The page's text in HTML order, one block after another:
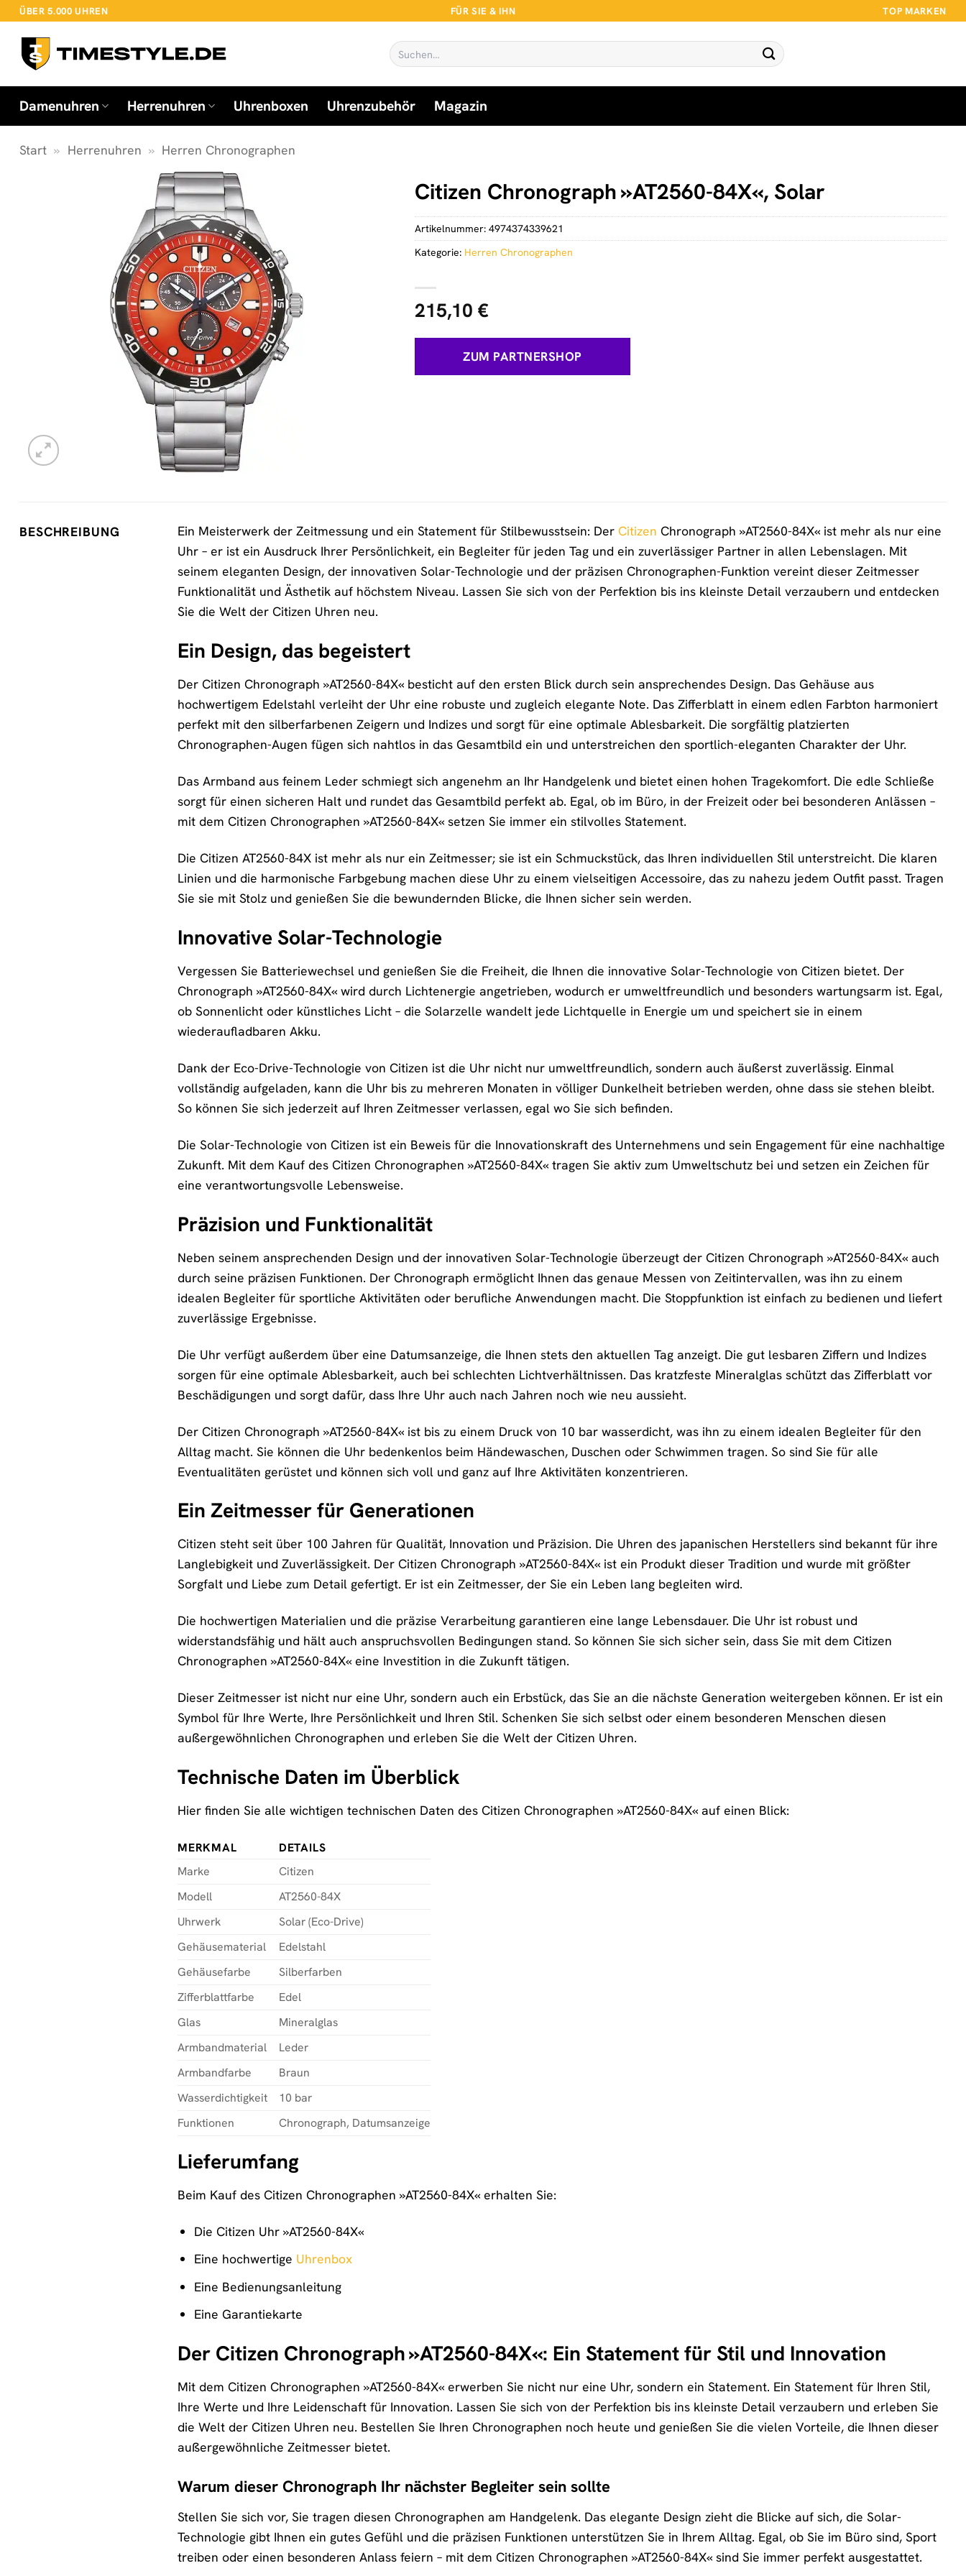
Zum
springen
ÜBER 5.000 UHREN FÜR SIE & IHN TOP MARKEN
Suchen
nach:
Damenuhren Herrenuhren Uhrenboxen Uhrenzubehör Magazin
Start » Herrenuhren » Herren Chronographen
Citizen Chronograph »AT2560-84X«, Solar
215,10 €
ZUM PARTNERSHOP
Artikelnummer: 4974374339621
Kategorie: Herren Chronographen
BESCHREIBUNG Ein Meisterwerk der Zeitmessung und ein Statement für Stilbewusstsein: Der Citizen Chronograph »AT2560-84X« ist mehr als nur eine
Uhr – er ist ein Ausdruck Ihrer Persönlichkeit, ein Begleiter für jeden Tag und ein zuverlässiger Partner in allen Lebenslagen. Mit
seinem eleganten Design, der innovativen Solar-Technologie und der präzisen Chronographen-Funktion vereint dieser Zeitmesser
Funktionalität und Ästhetik auf höchstem Niveau. Lassen Sie sich von der Perfektion bis ins kleinste Detail verzaubern und entdecken
Sie die Welt der Citizen Uhren neu.
Ein Design, das begeistert
Der Citizen Chronograph »AT2560-84X« besticht auf den ersten Blick durch sein ansprechendes Design. Das Gehäuse aus
hochwertigem Edelstahl verleiht der Uhr eine robuste und zugleich elegante Note. Das Zifferblatt in einem edlen Farbton harmoniert
perfekt mit den silberfarbenen Zeigern und Indizes und sorgt für eine optimale Ablesbarkeit. Die sorgfältig platzierten
Chronographen-Augen fügen sich nahtlos in das Gesamtbild ein und unterstreichen den sportlich-eleganten Charakter der Uhr.
Das Armband aus feinem Leder schmiegt sich angenehm an Ihr Handgelenk und bietet einen hohen Tragekomfort. Die edle Schließe
sorgt für einen sicheren Halt und rundet das Gesamtbild perfekt ab. Egal, ob im Büro, in der Freizeit oder bei besonderen Anlässen –
mit dem Citizen Chronographen »AT2560-84X« setzen Sie immer ein stilvolles Statement.
Die Citizen AT2560-84X ist mehr als nur ein Zeitmesser; sie ist ein Schmuckstück, das Ihren individuellen Stil unterstreicht. Die klaren
Linien und die harmonische Farbgebung machen diese Uhr zu einem vielseitigen Accessoire, das zu nahezu jedem Outfit passt. Tragen
Sie sie mit Stolz und genießen Sie die bewundernden Blicke, die Ihnen sicher sein werden.
Innovative Solar-Technologie
Vergessen Sie Batteriewechsel und genießen Sie die Freiheit, die Ihnen die innovative Solar-Technologie von Citizen bietet. Der
Chronograph »AT2560-84X« wird durch Lichtenergie angetrieben, wodurch er umweltfreundlich und besonders wartungsarm ist. Egal,
ob Sonnenlicht oder künstliches Licht – die Solarzelle wandelt jede Lichtquelle in Energie um und speichert sie in einem
wiederaufladbaren Akku.
Dank der Eco-Drive-Technologie von Citizen ist die Uhr nicht nur umweltfreundlich, sondern auch äußerst zuverlässig. Einmal
vollständig aufgeladen, kann die Uhr bis zu mehreren Monaten in völliger Dunkelheit betrieben werden, ohne dass sie stehen bleibt.
So können Sie sich jederzeit auf Ihren Zeitmesser verlassen, egal wo Sie sich befinden.
Die Solar-Technologie von Citizen ist ein Beweis für die Innovationskraft des Unternehmens und sein Engagement für eine nachhaltige
Zukunft. Mit dem Kauf des Citizen Chronographen »AT2560-84X« tragen Sie aktiv zum Umweltschutz bei und setzen ein Zeichen für
eine verantwortungsvolle Lebensweise.
Präzision und Funktionalität
Neben seinem ansprechenden Design und der innovativen Solar-Technologie überzeugt der Citizen Chronograph »AT2560-84X« auch
durch seine präzisen Funktionen. Der Chronograph ermöglicht Ihnen das genaue Messen von Zeitintervallen, was ihn zu einem
idealen Begleiter für sportliche Aktivitäten oder berufliche Anwendungen macht. Die Stoppfunktion ist einfach zu bedienen und liefert
zuverlässige Ergebnisse.
Die Uhr verfügt außerdem über eine Datumsanzeige, die Ihnen stets den aktuellen Tag anzeigt. Die gut lesbaren Ziffern und Indizes
sorgen für eine optimale Ablesbarkeit, auch bei schlechten Lichtverhältnissen. Das kratzfeste Mineralglas schützt das Zifferblatt vor
Beschädigungen und sorgt dafür, dass Ihre Uhr auch nach Jahren noch wie neu aussieht.
Der Citizen Chronograph »AT2560-84X« ist bis zu einem Druck von 10 bar wasserdicht, was ihn zu einem idealen Begleiter für den
Alltag macht. Sie können die Uhr bedenkenlos beim Händewaschen, Duschen oder Schwimmen tragen. So sind Sie für alle
Eventualitäten gerüstet und können sich voll und ganz auf Ihre Aktivitäten konzentrieren.
Ein Zeitmesser für Generationen
Citizen steht seit über 100 Jahren für Qualität, Innovation und Präzision. Die Uhren des japanischen Herstellers sind bekannt für ihre
Langlebigkeit und Zuverlässigkeit. Der Citizen Chronograph »AT2560-84X« ist ein Produkt dieser Tradition und wurde mit größter
Sorgfalt und Liebe zum Detail gefertigt. Er ist ein Zeitmesser, der Sie ein Leben lang begleiten wird.
Die hochwertigen Materialien und die präzise Verarbeitung garantieren eine lange Lebensdauer. Die Uhr ist robust und
widerstandsfähig und hält auch anspruchsvollen Bedingungen stand. So können Sie sich sicher sein, dass Sie mit dem Citizen
Chronographen »AT2560-84X« eine Investition in die Zukunft tätigen.
Dieser Zeitmesser ist nicht nur eine Uhr, sondern auch ein Erbstück, das Sie an die nächste Generation weitergeben können. Er ist ein
Symbol für Ihre Werte, Ihre Persönlichkeit und Ihren Stil. Schenken Sie sich selbst oder einem besonderen Menschen diesen
außergewöhnlichen Chronographen und erleben Sie die Welt der Citizen Uhren.
Technische Daten im Überblick
Hier finden Sie alle wichtigen technischen Daten des Citizen Chronographen »AT2560-84X« auf einen Blick:
MERKMAL
DETAILS
Marke
Citizen
Modell
AT2560-84X
Uhrwerk
Solar (Eco-Drive)
Gehäusematerial
Edelstahl
Gehäusefarbe
Silberfarben
Zifferblattfarbe
Edel
Glas
Mineralglas
Armbandmaterial
Leder
Armbandfarbe
Braun
Wasserdichtigkeit
10 bar
Funktionen
Chronograph, Datumsanzeige
Lieferumfang
Beim Kauf des Citizen Chronographen »AT2560-84X« erhalten Sie:
Die Citizen Uhr »AT2560-84X«
Eine hochwertige Uhrenbox
Eine Bedienungsanleitung
Eine Garantiekarte
Der Citizen Chronograph »AT2560-84X«: Ein Statement für Stil und Innovation
Mit dem Citizen Chronographen »AT2560-84X« erwerben Sie nicht nur eine Uhr, sondern ein Statement. Ein Statement für Ihren Stil,
Ihre Werte und Ihre Leidenschaft für Innovation. Lassen Sie sich von der Perfektion bis ins kleinste Detail verzaubern und erleben Sie
die Welt der Citizen Uhren neu. Bestellen Sie Ihren Chronographen noch heute und genießen Sie die vielen Vorteile, die Ihnen dieser
außergewöhnliche Zeitmesser bietet.
Warum dieser Chronograph Ihr nächster Begleiter sein sollte
Stellen Sie sich vor, Sie tragen diesen Chronographen am Handgelenk. Das elegante Design zieht die Blicke auf sich, die Solar-
Technologie gibt Ihnen ein gutes Gefühl und die präzisen Funktionen unterstützen Sie in Ihrem Alltag. Egal, ob Sie im Büro sind, Sport
treiben oder einen besonderen Anlass feiern – mit dem Citizen Chronographen »AT2560-84X« sind Sie immer perfekt ausgestattet.